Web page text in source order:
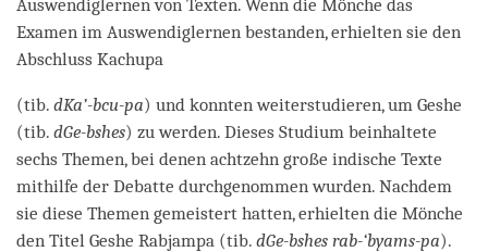
Auswendiglernen von Texten. Wenn die Mönche das
Examen im Auswendiglernen bestanden, erhielten sie den
Abschluss Kachupa
(tib. dKa’-bcu-pa) und konnten weiterstudieren, um Geshe
(tib. dGe-bshes) zu werden. Dieses Studium beinhaltete
sechs Themen, bei denen achtzehn große indische Texte
mithilfe der Debatte durchgenommen wurden. Nachdem
sie diese Themen gemeistert hatten, erhielten die Mönche
den Titel Geshe Rabjampa (tib. dGe-bshes rab-‘byams-pa).